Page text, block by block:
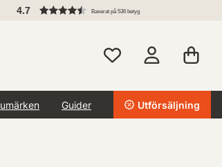
4.7 Baserat på 536 betyg
Guider Utförsäljning